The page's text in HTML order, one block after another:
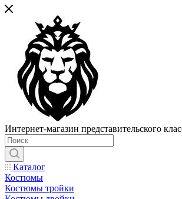
Интернет-магазин представительского
Каталог
Костюмы
Костюмы тройки